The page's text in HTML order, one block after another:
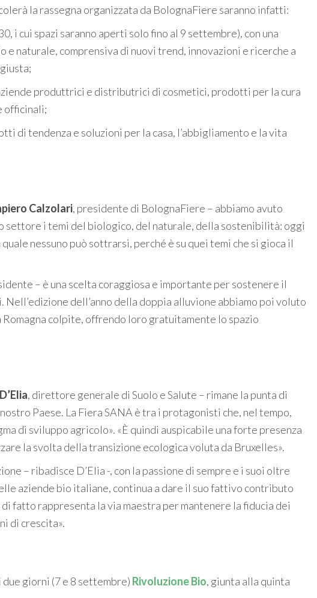
la rassegna organizzata da BolognaFiere saranno infatti:
i cui spazi saranno aperti solo fino al 9 settembre), con una
e naturale, comprensiva di nuovi trend, innovazioni e ricerche a
produttrici e distributrici di cosmetici, prodotti per la cura
officinali;
di tendenza e soluzioni per la casa, l’abbigliamento e la vita
Calzolari, presidente di BolognaFiere – abbiamo avuto
settore i temi del biologico, del naturale, della sostenibilità: oggi
nessuno può sottrarsi, perché è su quei temi che si gioca il
– è una scelta coraggiosa e importante per sostenere il
dell’anno della doppia alluvione abbiamo poi voluto
colpite, offrendo loro gratuitamente lo spazio
, direttore generale di Suolo e Salute – rimane la punta di
Paese. La Fiera SANA è tra i protagonisti che, nel tempo,
di sviluppo agricolo». «È quindi auspicabile una forte presenza
la svolta della transizione ecologica voluta da Bruxelles».
– ribadisce D’Elia -, con la passione di sempre e i suoi oltre
aziende bio italiane, continua a dare il suo fattivo contributo
fatto rappresenta la via maestra per mantenere la fiducia dei
di crescita».
giorni (7 e 8 settembre) Rivoluzione Bio, giunta alla quinta